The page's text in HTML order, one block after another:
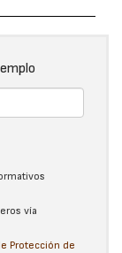
vía
Protección de